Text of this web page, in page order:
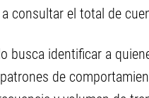
consultar el total de
busca identificar a
de